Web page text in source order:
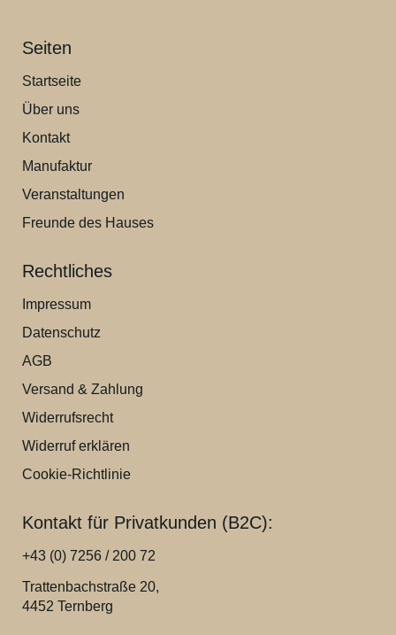
Seiten
Startseite
Über uns
Kontakt
Manufaktur
Veranstaltungen
Freunde des Hauses
Rechtliches
Impressum
Datenschutz
AGB
Versand & Zahlung
Widerrufsrecht
Widerruf erklären
Cookie-Richtlinie
Kontakt für Privatkunden (B2C):
+43 (0) 7256 / 200 72
Trattenbachstraße 20,
4452 Ternberg